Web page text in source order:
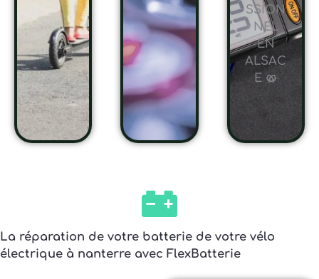
SSION
NEL
EN
ALSAC
E 🥨
La réparation de votre batterie de votre vélo
électrique à nanterre avec FlexBatterie